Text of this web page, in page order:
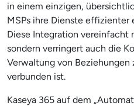
in einem einzigen,
MSPs ihre Dienste effizienter
Diese Integration vereinfacht
sondern verringert auch die
Verwaltung von Beziehungen
verbunden ist.
Kaseya 365 auf dem